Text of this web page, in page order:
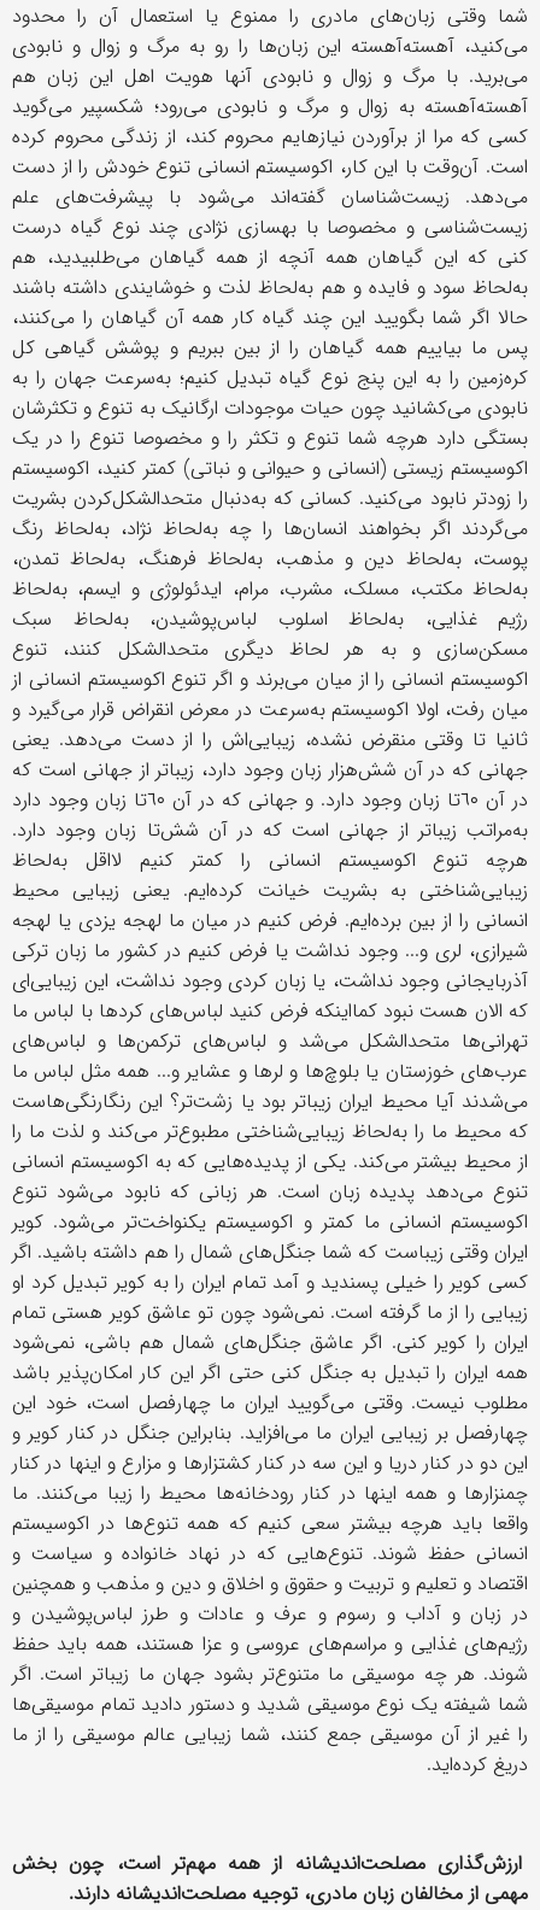
شما وقتی زبان‌های مادری را ممنوع یا استعمال آن را محدود
می‌کنید، آهسته‌آهسته این زبان‌ها را رو به مرگ و زوال و نابودی
می‌برید. با مرگ و زوال و نابودی آنها هویت اهل این زبان هم
آهسته‌آهسته به زوال و مرگ و نابودی می‌رود؛ شکسپیر می‌گوید
کسی که مرا از برآوردن نیازهایم محروم کند، از زندگی محروم کرده
است. آن‌وقت با این کار، اکوسیستم انسانی تنوع خودش را از دست
می‌دهد. زیست‌شناسان گفته‌اند می‌شود با پیشرفت‌های علم
زیست‌شناسی و مخصوصا با بهسازی نژادی چند نوع گیاه درست
کنی که این گیاهان همه آنچه از همه گیاهان می‌طلبیدید، هم
به‌لحاظ سود و فایده و هم به‌لحاظ لذت و خوشایندی داشته باشند
حالا اگر شما بگویید این چند گیاه کار همه آن گیاهان را می‌کنند،
پس ما بیاییم همه گیاهان را از بین ببریم و پوشش گیاهی کل
کره‌زمین را به این پنج نوع گیاه تبدیل کنیم؛ به‌سرعت جهان را به
نابودی می‌کشانید چون حیات موجودات ارگانیک به تنوع و تکثرشان
بستگی دارد هرچه شما تنوع و تکثر را و مخصوصا تنوع را در یک
اکوسیستم زیستی (انسانی و حیوانی و نباتی) کمتر کنید، اکوسیستم
را زودتر نابود می‌کنید. کسانی که به‌دنبال متحدالشکل‌کردن بشریت
می‌گردند اگر بخواهند انسان‌ها را چه به‌لحاظ نژاد، به‌لحاظ رنگ
پوست، به‌لحاظ دین و مذهب، به‌لحاظ فرهنگ، به‌لحاظ تمدن،
‌به‌لحاظ مکتب، مسلک، مشرب، مرام، اید‌ئولوژی و ایسم، به‌لحاظ
رژیم غذایی، به‌لحاظ اسلوب لباس‌پوشیدن، به‌لحاظ سبک
مسکن‌سازی و به هر لحاظ دیگری متحد‌الشکل کنند، تنوع
اکوسیستم انسانی را از میان می‌برند و اگر تنوع اکوسیستم انسانی از
میان رفت، اولا اکوسیستم به‌سرعت در معرض انقراض قرار می‌گیرد و
ثانیا تا وقتی منقرض نشده، زیبایی‌اش را از دست می‌دهد. یعنی
جهانی که در آن شش‌هزار زبان وجود دارد، زیباتر از جهانی است که
در آن ٦٠تا زبان وجود دارد. و جهانی که در آن ٦٠تا زبان وجود دارد
به‌مراتب زیباتر از جهانی است که در آن شش‌تا زبان وجود دارد.
هرچه تنوع اکوسیستم انسانی را کمتر کنیم لااقل به‌لحاظ
زیبایی‌شناختی به بشریت خیانت کرده‌ایم. یعنی زیبایی محیط
انسانی را از بین برده‌ایم. فرض کنیم در میان ما لهجه یزدی یا لهجه
شیرازی، لری و... وجود نداشت یا فرض کنیم در کشور ما زبان ترکی
آذربایجانی وجود نداشت، یا زبان کردی وجود نداشت، این زیبایی‌ای
که الان هست نبود کمااینکه فرض کنید لباس‌های کردها با لباس ما
تهرانی‌ها متحدالشکل می‌شد و لباس‌های ترکمن‌ها و لباس‌های
عرب‌های خوزستان یا بلوچ‌ها و لرها و عشایر و... همه مثل لباس ما
می‌شدند آیا محیط ایران زیباتر بود یا زشت‌تر؟ این رنگارنگی‌هاست
که محیط ما را به‌لحاظ زیبایی‌شناختی مطبوعتر میکند و لذت ما را
از محیط بیشتر می‌کند. یکی از پدیده‌هایی که به اکوسیستم انسانی
تنوع می‌دهد پدیده زبان است. هر زبانی که نابود می‌شود تنوع
اکوسیستم انسانی‌ ما کمتر و اکوسیستم یکنواخت‌تر می‌شود. کویر
ایران وقتی زیباست که شما جنگل‌های شمال را هم داشته باشید. اگر
کسی کویر را خیلی پسندید و آمد تمام ایران را به کویر تبدیل کرد او
زیبایی را از ما گرفته است. نمی‌شود چون تو عاشق کویر هستی تمام
ایران را کویر کنی. اگر عاشق جنگل‌های شمال هم باشی، نمی‌شود
همه ایران را تبدیل به جنگل کنی حتی اگر این کار امکان‌پذیر باشد
مطلوب نیست. وقتی می‌گویید ایران ما چهارفصل است، خود این
چهارفصل بر زیبایی ایران ما می‌افزاید. بنابراین جنگل در کنار کویر و
این دو در کنار دریا و این سه در کنار کشتزارها و مزارع و اینها در کنار
چمنزارها و همه اینها در کنار رودخانه‌ها محیط را زیبا می‌کنند. ما
واقعا باید هرچه بیشتر سعی کنیم که همه تنوع‌ها در اکوسیستم
انسانی حفظ شوند. تنوع‌هایی که در نهاد خانواده و سیاست و
اقتصاد و تعلیم و تربیت و حقوق و اخلاق و دین و مذهب و همچنین
در زبان و آداب و رسوم و عرف و عادات و طرز لباس‌پوشیدن و
رژیم‌های غذایی و مراسم‌های عروسی و عزا هستند، همه باید حفظ
شوند. هر چه موسیقی ما متنوع‌تر بشود جهان ما زیباتر است. اگر
شما شیفته یک نوع موسیقی شدید و دستور دادید تمام موسیقی‌ها
را غیر از آن موسیقی جمع کنند، شما زیبایی عالم موسیقی را از ما
دریغ کرده‌اید.
ارزش‌گذاری مصلحت‌اندیشانه از همه مهم‌تر است، چون بخش
مهمی از مخالفان زبان مادری، توجیه مصلحت‌اندیشانه دارند.